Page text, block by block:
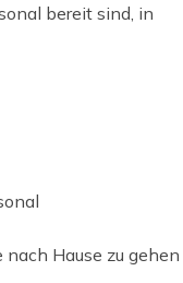
bereit sind, in
Hause zu gehen